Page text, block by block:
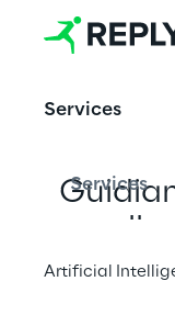
Services
Services
Artificial
uting